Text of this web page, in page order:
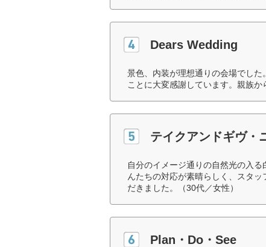
Dears Wedding
景色、内装が理想通りの会場でし
ことに大変感謝しています。親族か
テイクアンドギヴ・
自分のイメージ通りの自然光の入
んたちの対応が素晴らしく、スタ
だきました。（30代／女性）
Plan・Do・See